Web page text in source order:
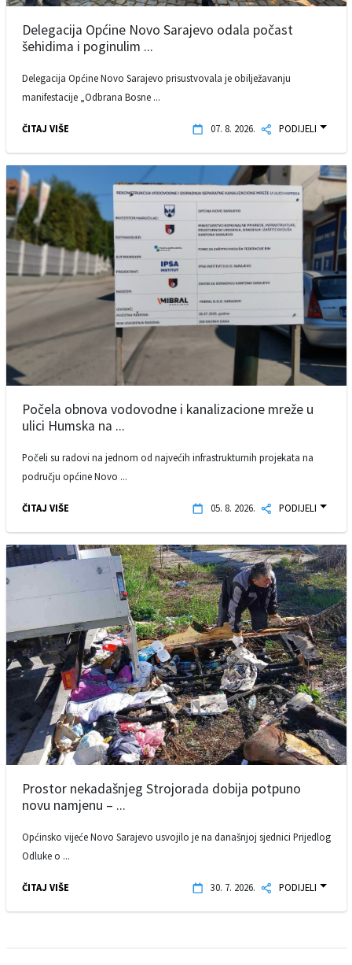
Delegacija Općine Novo Sarajevo odala počast
šehidima i poginulim ...
Delegacija Općine Novo Sarajevo prisustvovala je obilježavanju
manifestacije „Odbrana Bosne ...
ČITAJ VIŠE 07. 8. 2026. PODIJELI
Počela obnova vodovodne i kanalizacione mreže u
ulici Humska na ...
Počeli su radovi na jednom od najvećih infrastrukturnih projekata na
području općine Novo ...
ČITAJ VIŠE 05. 8. 2026. PODIJELI
Prostor nekadašnjeg Strojorada dobija potpuno
novu namjenu – ...
Općinsko vijeće Novo Sarajevo usvojilo je na današnjoj sjednici Prijedlog
Odluke o ...
ČITAJ VIŠE 30. 7. 2026. PODIJELI